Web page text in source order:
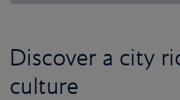
Discover a city
culture